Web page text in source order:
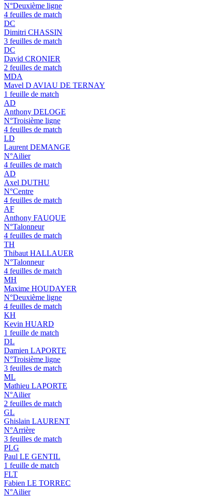
N°Deuxième ligne
4 feuilles de match
DC
Dimitri CHASSIN
3 feuilles de match
DC
David CRONIER
2 feuilles de match
MDA
Mavel D AVIAU DE TERNAY
1 feuille de match
AD
Anthony DELOGE
N°Troisième ligne
4 feuilles de match
LD
Laurent DEMANGE
N°Ailier
4 feuilles de match
AD
Axel DUTHU
N°Centre
4 feuilles de match
AF
Anthony FAUQUE
N°Talonneur
4 feuilles de match
TH
Thibaut HALLAUER
N°Talonneur
4 feuilles de match
MH
Maxime HOUDAYER
N°Deuxième ligne
4 feuilles de match
KH
Kevin HUARD
1 feuille de match
DL
Damien LAPORTE
N°Troisième ligne
3 feuilles de match
ML
Mathieu LAPORTE
N°Ailier
2 feuilles de match
GL
Ghislain LAURENT
N°Arrière
3 feuilles de match
PLG
Paul LE GENTIL
1 feuille de match
FLT
Fabien LE TORREC
N°Ailier